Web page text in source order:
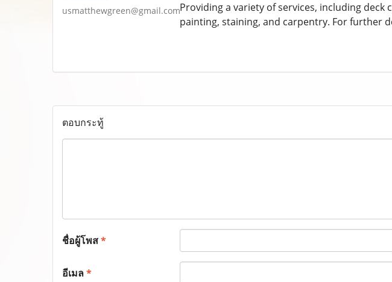
usmatthewgreen@gmail.comProviding a variety of services, including
painting, staining, and carpentry. For further
ตอบกระทู้
ชื่อผู้โพส*
อีเมล*